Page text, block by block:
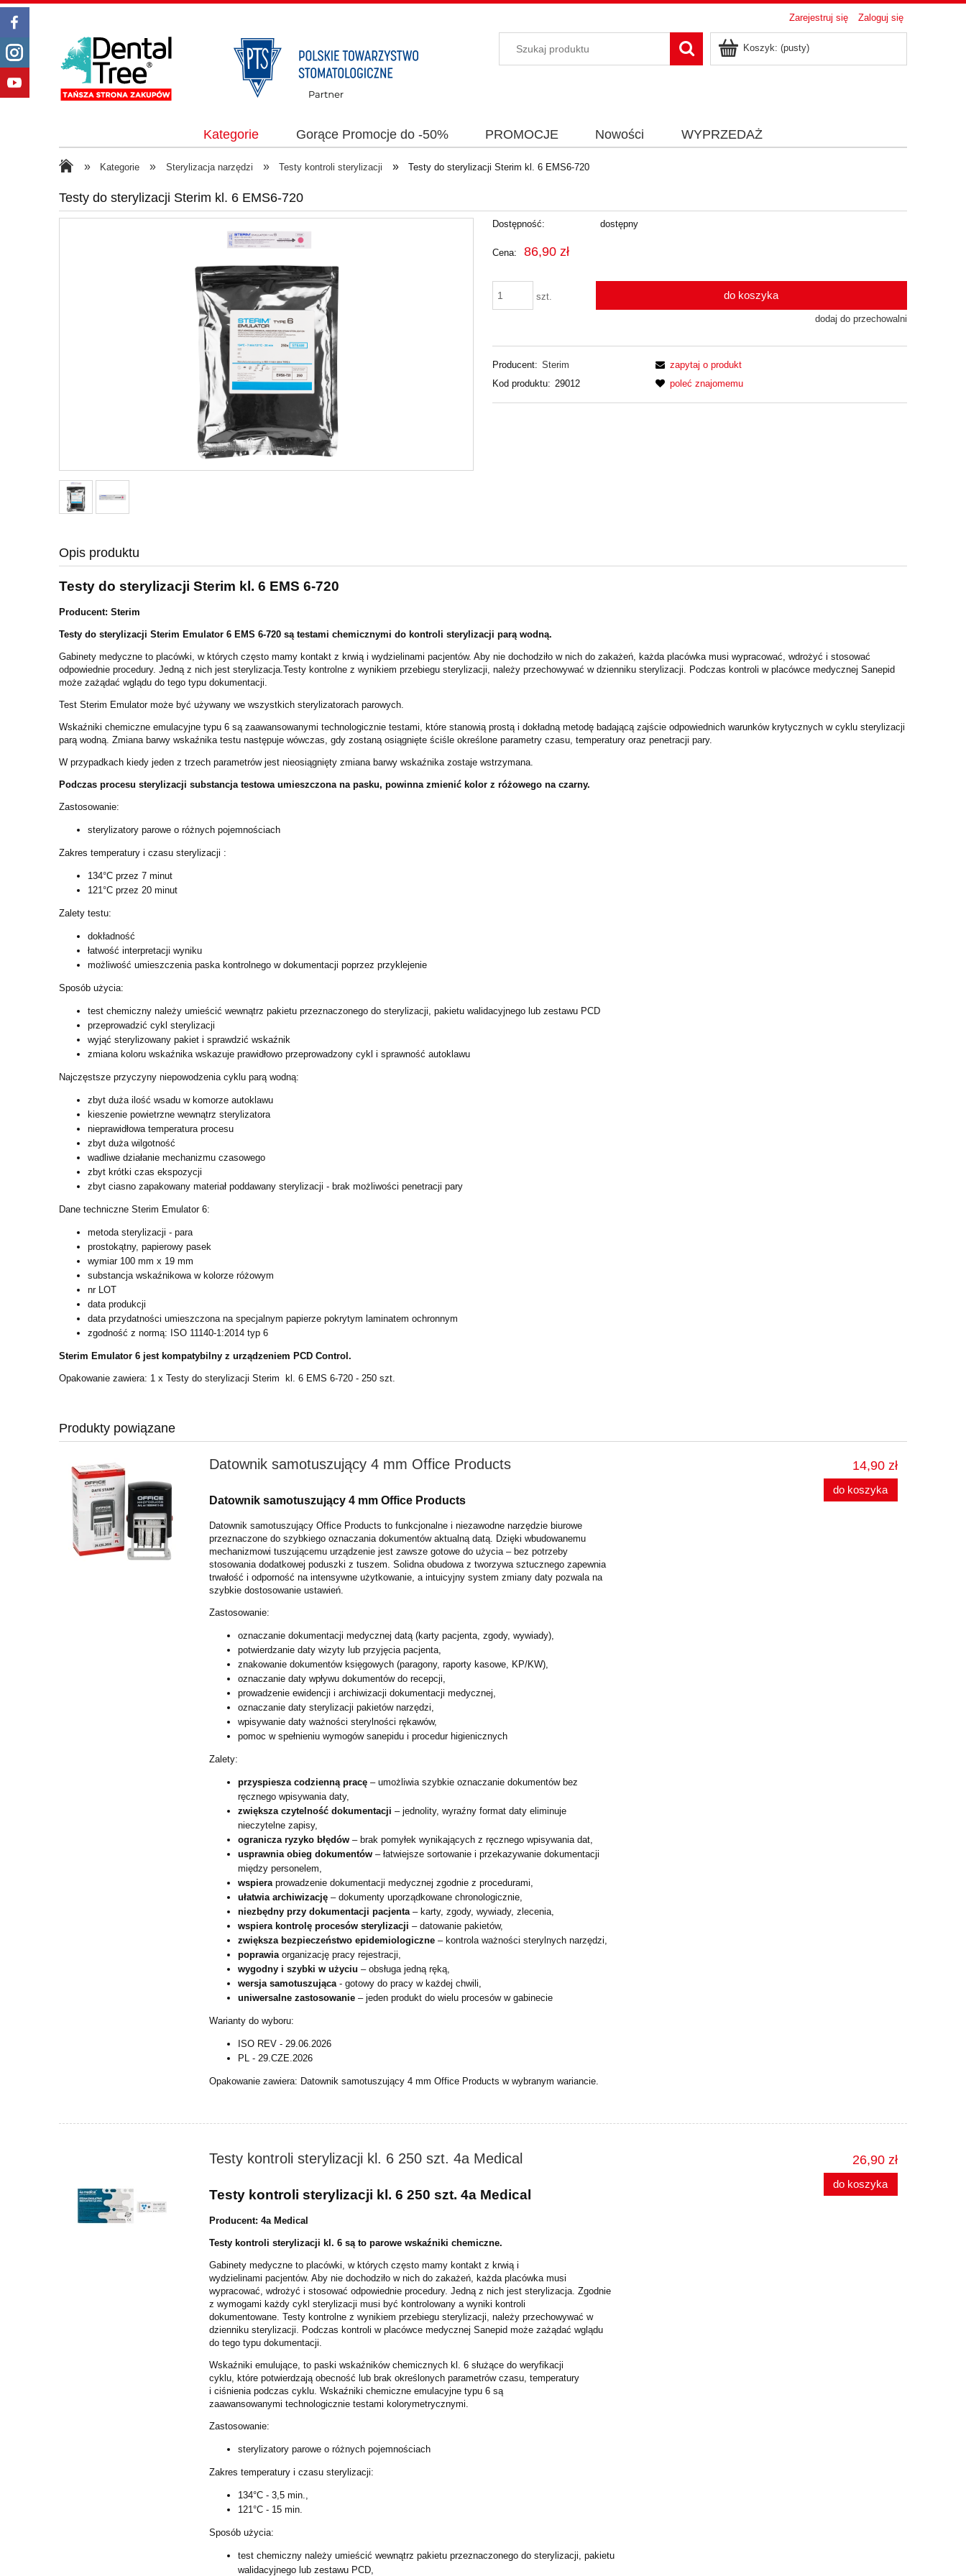
Zarejestruj się Zaloguj się
Koszyk: (pusty)
Kategorie Gorące Promocje do -50% PROMOCJE Nowości WYPRZEDAŻ
» Kategorie » Sterylizacja narzędzi » Testy kontroli sterylizacji » Testy do sterylizacji Sterim kl. 6 EMS6-720
Testy do sterylizacji Sterim kl. 6 EMS6-720
Dostępność: dostępny
Cena: 86,90 zł
szt. do koszyka
dodaj do przechowalni
Producent: Sterim
Kod produktu: 29012
zapytaj o produkt
poleć znajomemu
Opis produktu
Testy do sterylizacji Sterim kl. 6 EMS 6-720
Producent: Sterim
Testy do sterylizacji Sterim Emulator 6 EMS 6-720 są testami chemicznymi do kontroli sterylizacji parą wodną.
Gabinety medyczne to placówki, w których często mamy kontakt z krwią i wydzielinami pacjentów. Aby nie dochodziło w nich do zakażeń, każda placówka musi wypracować, wdrożyć i stosować
odpowiednie procedury. Jedną z nich jest sterylizacja.Testy kontrolne z wynikiem przebiegu sterylizacji, należy przechowywać w dzienniku sterylizacji. Podczas kontroli w placówce medycznej Sanepid
może zażądać wglądu do tego typu dokumentacji.
Test Sterim Emulator może być używany we wszystkich sterylizatorach parowych.
Wskaźniki chemiczne emulacyjne typu 6 są zaawansowanymi technologicznie testami, które stanowią prostą i dokładną metodę badającą zajście odpowiednich warunków krytycznych w cyklu sterylizacji
parą wodną. Zmiana barwy wskaźnika testu następuje wówczas, gdy zostaną osiągnięte ściśle określone parametry czasu, temperatury oraz penetracji pary.
W przypadkach kiedy jeden z trzech parametrów jest nieosiągnięty zmiana barwy wskaźnika zostaje wstrzymana.
Podczas procesu sterylizacji substancja testowa umieszczona na pasku, powinna zmienić kolor z różowego na czarny.
Zastosowanie:
sterylizatory parowe o różnych pojemnościach
Zakres temperatury i czasu sterylizacji :
134°C przez 7 minut
121°C przez 20 minut
Zalety testu:
dokładność
łatwość interpretacji wyniku
możliwość umieszczenia paska kontrolnego w dokumentacji poprzez przyklejenie
Sposób użycia:
test chemiczny należy umieścić wewnątrz pakietu przeznaczonego do sterylizacji, pakietu walidacyjnego lub zestawu PCD
przeprowadzić cykl sterylizacji
wyjąć sterylizowany pakiet i sprawdzić wskaźnik
zmiana koloru wskaźnika wskazuje prawidłowo przeprowadzony cykl i sprawność autoklawu
Najczęstsze przyczyny niepowodzenia cyklu parą wodną:
zbyt duża ilość wsadu w komorze autoklawu
kieszenie powietrzne wewnątrz sterylizatora
nieprawidłowa temperatura procesu
zbyt duża wilgotność
wadliwe działanie mechanizmu czasowego
zbyt krótki czas ekspozycji
zbyt ciasno zapakowany materiał poddawany sterylizacji - brak możliwości penetracji pary
Dane techniczne Sterim Emulator 6:
metoda sterylizacji - para
prostokątny, papierowy pasek
wymiar 100 mm x 19 mm
substancja wskaźnikowa w kolorze różowym
nr LOT
data produkcji
data przydatności umieszczona na specjalnym papierze pokrytym laminatem ochronnym
zgodność z normą: ISO 11140-1:2014 typ 6
Sterim Emulator 6 jest kompatybilny z urządzeniem PCD Control.
Opakowanie zawiera: 1 x Testy do sterylizacji Sterim kl. 6 EMS 6-720 - 250 szt.
Produkty powiązane
Datownik samotuszujący 4 mm Office Products
Datownik samotuszujący 4 mm Office Products
Datownik samotuszujący Office Products to funkcjonalne i niezawodne narzędzie biurowe
przeznaczone do szybkiego oznaczania dokumentów aktualną datą. Dzięki wbudowanemu
mechanizmowi tuszującemu urządzenie jest zawsze gotowe do użycia – bez potrzeby
stosowania dodatkowej poduszki z tuszem. Solidna obudowa z tworzywa sztucznego zapewnia
trwałość i odporność na intensywne użytkowanie, a intuicyjny system zmiany daty pozwala na
szybkie dostosowanie ustawień.
Zastosowanie:
oznaczanie dokumentacji medycznej datą (karty pacjenta, zgody, wywiady),
potwierdzanie daty wizyty lub przyjęcia pacjenta,
znakowanie dokumentów księgowych (paragony, raporty kasowe, KP/KW),
oznaczanie daty wpływu dokumentów do recepcji,
prowadzenie ewidencji i archiwizacji dokumentacji medycznej,
oznaczanie daty sterylizacji pakietów narzędzi,
wpisywanie daty ważności sterylności rękawów,
pomoc w spełnieniu wymogów sanepidu i procedur higienicznych
Zalety:
przyspiesza codzienną pracę– umożliwia szybkie oznaczanie dokumentów bez
ręcznego wpisywania daty,
zwiększa czytelność dokumentacji – jednolity, wyraźny format daty eliminuje
nieczytelne zapisy,
ogranicza ryzyko błędów – brak pomyłek wynikających z ręcznego wpisywania dat,
usprawnia obieg dokumentów – łatwiejsze sortowanie i przekazywanie dokumentacji
między personelem,
wspieraprowadzenie dokumentacji medycznej zgodnie z procedurami,
ułatwia archiwizację – dokumenty uporządkowane chronologicznie,
niezbędny przy dokumentacji pacjenta– karty, zgody, wywiady, zlecenia,
wspiera kontrolę procesów sterylizacji – datowanie pakietów,
zwiększa bezpieczeństwo epidemiologiczne – kontrola ważności sterylnych narzędzi,
poprawiaorganizację pracy rejestracji,
wygodny i szybki w użyciu– obsługa jedną ręką,
wersja samotuszująca- gotowy do pracy w każdej chwili,
uniwersalne zastosowanie– jeden produkt do wielu procesów w gabinecie
Warianty do wyboru:
ISO REV - 29.06.2026
PL - 29.CZE.2026
Opakowanie zawiera: Datownik samotuszujący 4 mm Office Products w wybranym wariancie.
14,90 zł
do koszyka
Testy kontroli sterylizacji kl. 6 250 szt. 4a Medical
Testy kontroli sterylizacji kl. 6 250 szt. 4a Medical
Producent: 4a Medical
Testy kontroli sterylizacji kl. 6 są to parowe wskaźniki chemiczne.
Gabinety medyczne to placówki, w których często mamy kontakt z krwią i
wydzielinamipacjentów. Aby nie dochodziło w nich do zakażeń, każda placówka musi
wypracować,wdrożyć i stosować odpowiednie procedury. Jedną z nich jest sterylizacja. Zgodnie
zwymogami każdy cykl sterylizacji musi być kontrolowany a wyniki kontroli
dokumentowane.Testy kontrolne z wynikiem przebiegu sterylizacji, należy przechowywać w
dziennikusterylizacji. Podczas kontroli w placówce medycznej Sanepid może zażądać wglądu
do tegotypu dokumentacji.
Wskaźniki emulujące, to paski wskaźników chemicznych kl. 6 służące do weryfikacji
cyklu,które potwierdzają obecność lub brak określonych parametrów czasu, temperatury
iciśnienia podczas cyklu. Wskaźniki chemiczne emulacyjne typu 6 są
zaawansowanymitechnologicznie testami kolorymetrycznymi.
Zastosowanie:
sterylizatory parowe o różnych pojemnościach
Zakres temperatury i czasu sterylizacji:
134°C - 3,5 min.,
121°C - 15 min.
Sposób użycia:
test chemiczny należy umieścić wewnątrz pakietu przeznaczonego do sterylizacji,pakietu
walidacyjnego lub zestawu PCD,
26,90 zł
do koszyka